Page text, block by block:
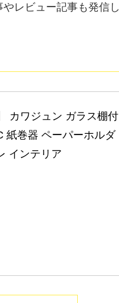
レビュー記事も発信し
カワジュン ガラス棚付
紙巻器 ペーパーホルダ
インテリア